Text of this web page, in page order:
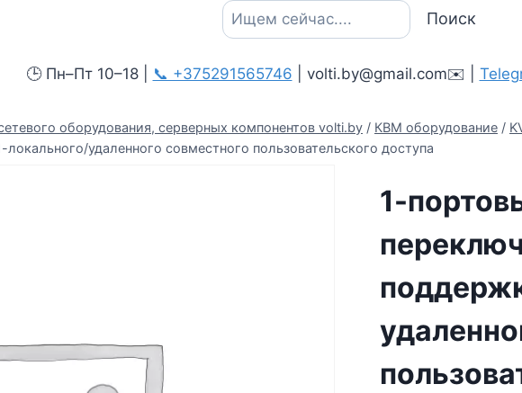
Поиск
🕒 Пн–Пт 10–18 | 📞 +375291565746 | volti.by@gmail.com✉️ |
оборудования, серверных компонентов volti.by / КВМ оборудование /
удаленного совместного пользовательского доступа
1-